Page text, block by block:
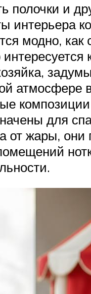
полочки и
интерьера
модно, как
атмосфере
для
от жары, они